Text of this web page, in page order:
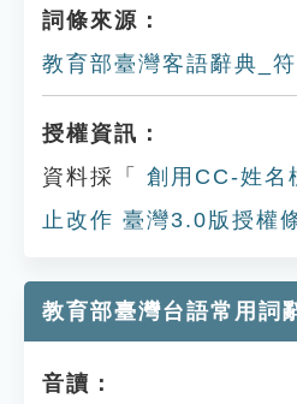
詞條來源：
教育部臺灣客語辭典_符
授權資訊：
資料採「
創用CC-姓名
止改作 臺灣3.0版授權
教育部臺灣台語常用詞
音讀：